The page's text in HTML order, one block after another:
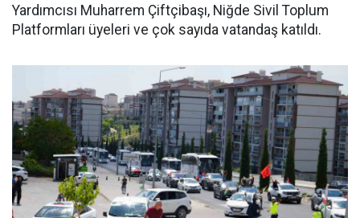
Yardımcısı Muharrem Çiftçibaşı, Niğde Sivil Toplum
Platformları üyeleri ve çok sayıda vatandaş katıldı.